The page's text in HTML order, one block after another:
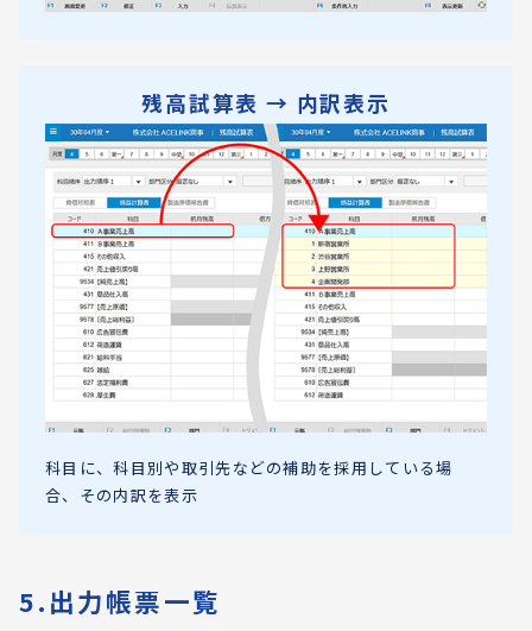
残高試算表 → 内訳表示
科目に、科目別や取引先などの補助を採用している場
合、その内訳を表示
5.出力帳票一覧